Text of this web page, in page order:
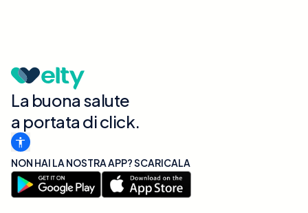
La buona salute
a portata di click.
NON HAI LA NOSTRA APP? SCARICALA